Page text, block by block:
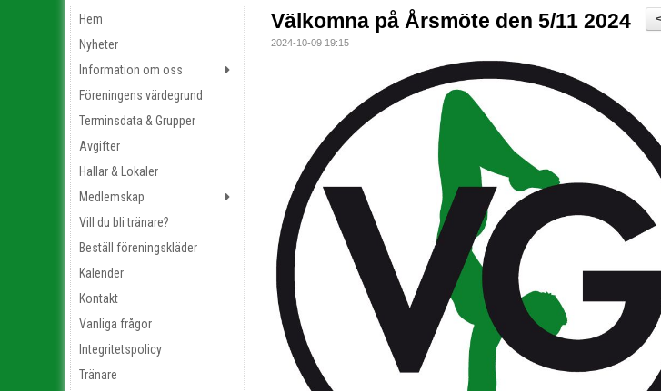
Hem
Nyheter
Information om oss
Föreningens värdegrund
Terminsdata & Grupper
Avgifter
Hallar & Lokaler
Medlemskap
Vill du bli tränare?
Beställ föreningskläder
Kalender
Kontakt
Vanliga frågor
Integritetspolicy
Tränare
<
Välkomna på Årsmöte den 5/11 2024
2024-10-09 19:15